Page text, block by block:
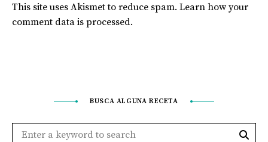
This site uses Akismet to reduce spam. Learn how your
comment data is processed.
BUSCA ALGUNA RECETA